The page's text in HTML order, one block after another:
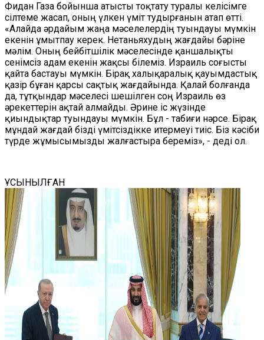
Фидан Газа бойынша атысты тоқтату туралы келісімге
сілтеме жасап, оның үлкен үміт тудырғанын атап өтті.
«Алайда әрдайым жаңа мәселелердің туындауы мүмкін
екенін ұмытпау керек. Нетаньяхудың жағдайы бәріне
мәлім. Оның бейбітшілік мәселесінде қаншалықты
сенімсіз адам екенін жақсы білеміз. Израиль соғысты
қайта бастауы мүмкін. Бірақ халықаралық қауымдастық
қазір бұған қарсы сақтық жағдайында. Қалай болғанда
да, тұтқындар мәселесі шешілген соң Израиль өз
әрекеттерін ақтай алмайды. Әрине іс жүзінде
қиындықтар туындауы мүмкін. Бұл - табиғи нәрсе. Бірақ
мұндай жағдай бізді үмітсіздікке итермеуі тиіс. Біз кәсіби
түрде жұмысымызды жалғастыра береміз», - деді ол.
ҰСЫНЫЛҒАН